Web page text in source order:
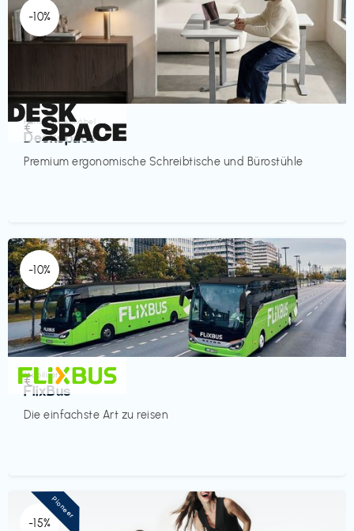
-10%
Homeoffice Möbel
Deskspace
Premium ergonomische Schreibtische und Bürostühle
€‎
-10%
Mobilität
FlixBus
Die einfachste Art zu reisen
€‎
-15%
Pioneer